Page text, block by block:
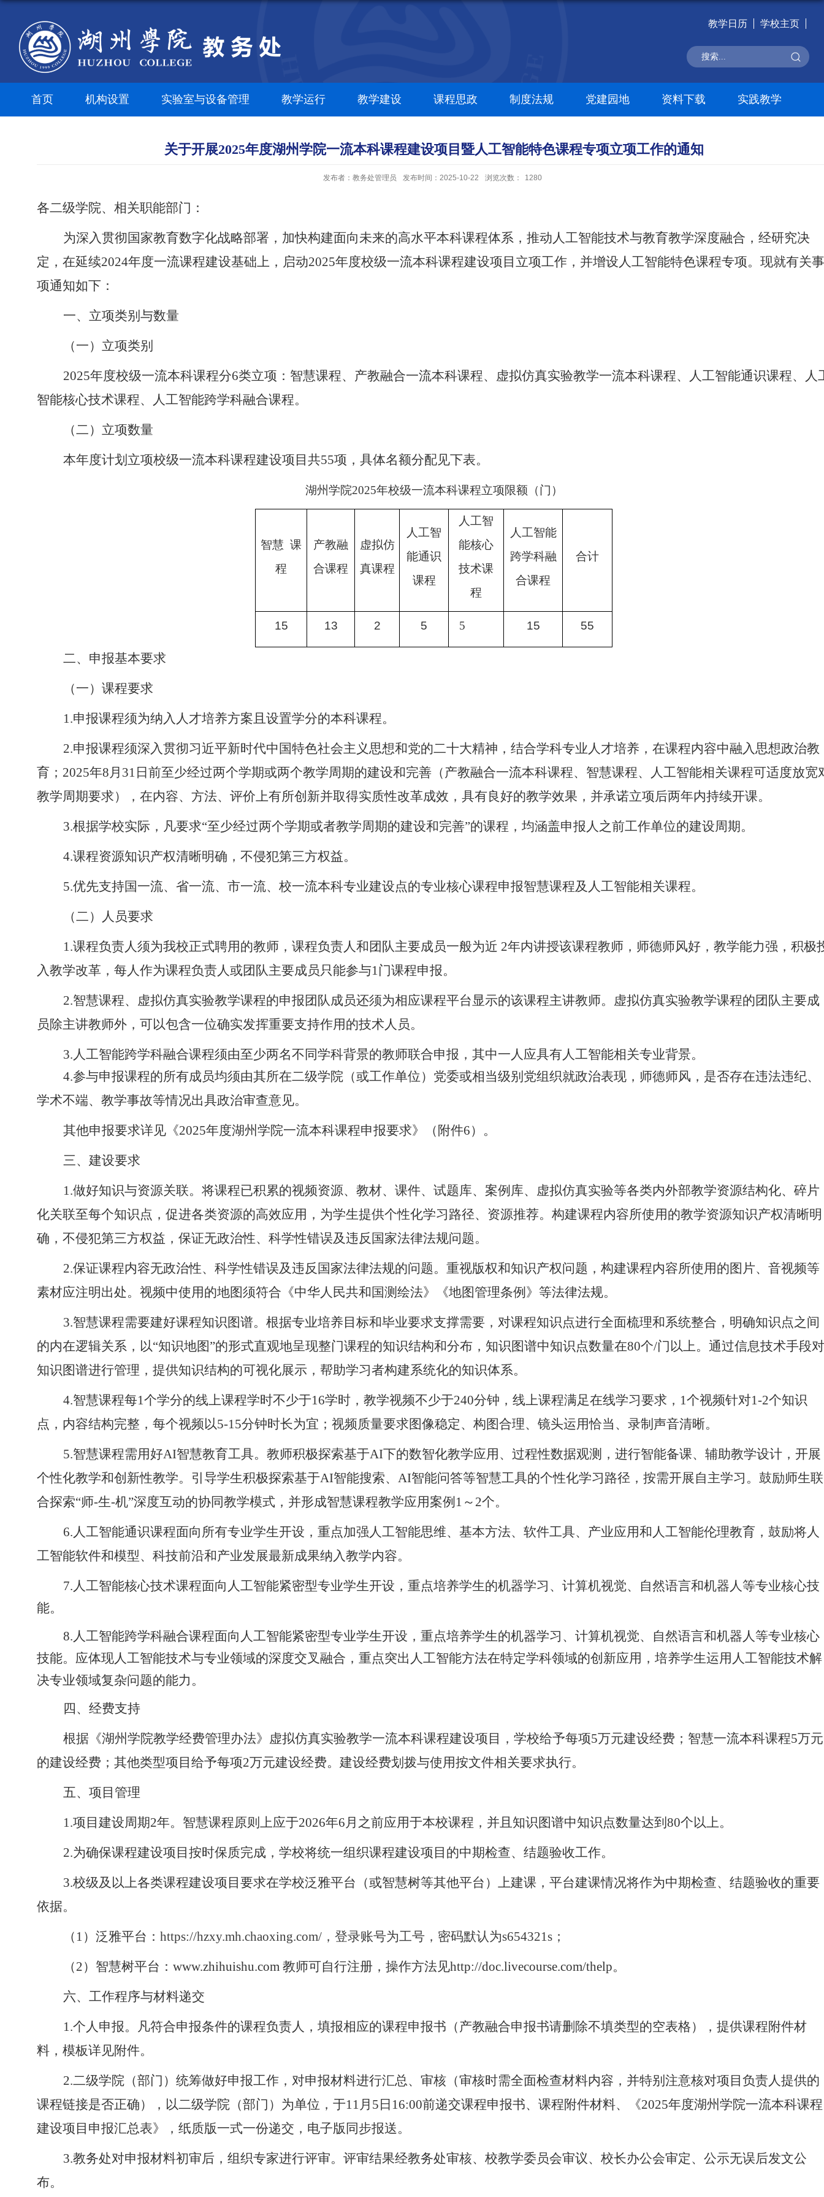
教学日历 学校主页
首页 机构设置 实验室与设备管理 教学运行 教学建设 课程思政 制度法规 党建园地 资料下载 实践教学
关于开展2025年度湖州学院一流本科课程建设项目暨人工智能特色课程专项立项工作的通知
发布者：教务处管理员 发布时间：2025-10-22 浏览次数： 1280
各二级学院、 相关职能部门 ：
为深入贯彻国家教育数字化战略部署，加快构建面向未来的高水平本科课程体系，推动人工智能技术与教育教学深度融合，经研究决
定，在延续2024年度一流课程建设基础上，启动2025年度校级一流本科课程建设项目立项工作，并增设人工智能特色课程专项。现就有关事
项通知如下：
一、 立项类别与数量
（一） 立项类别
2025年度校级一流本科课程分6类立项 ： 智慧课程、 产教融合一流本科课程、 虚拟仿真实验教学一流本科课程、人工智能通识课程、人
智能核心技术课程、
人工智能跨学科融合课程。
（二） 立项数量
本年度计划 立项校级一流本科课程建设项目共55项，具体名额分配见下表。
湖州学院2025年校级一流本科课程立项限额（门）
智慧 课
程
产教融
合课程
虚拟仿
真课程
人工智
能通识
课程
人工智
能核心
技术课
程
人工智能
跨学科融
合课程
合计
15 13 2 5 5 15 55
二、申报基本要求
（一）课程要求
1.申报课程须为纳入人才培养方案且设置学分的本科课程。
2.申报课程须深入贯彻习近平新时代中国特色社会主义思想和党的二十大精神，结合学科专业人才培养，在课程内容中融入思想政治教
育； 2025年8月 31 日前至少经过两个学期或两个教学周期的建设和完善（产教融合一流本科课程、智慧课程、人工智能相关课程可适度放宽
教学周期要求），在内容、方法、评价上有所创新并取得实质性改革成效，具有良好的教学效果，并承诺立项后两年内持续开课。
3.根据学校实际，凡要求“至少经过两个学期或者教学周期的建设和完善”的课程，均涵盖申报人之前工作单位的建设周期。
4.课程资源知识产权清晰明确，不侵犯第三方权益。
5.优先支持国一流、省一流、市一流、校一流本科专业建设点的专业核心课程申报智慧课程及人工智能相关课程。
（二）人员要求
1.课程负责人须为我校正式聘用的教师，课程负责人和团队主要成员一般为近 2年内讲授该课程教师，师德师风好，教学能力强，积极
入教学改革，每人作为课程负责人或团队主要成员只能参与1门课程申报。
2.智慧课程、虚拟仿真实验教学课程的申报团队成员还须为相应课程平台显示的该课程主讲教师。虚拟仿真实验教学课程的团队主要成
员除主讲教师外，可以包含一位确实发挥重要支持作用的技术人员。
3.人工智能跨学科融合课程须由至少两名不同学科背景的教师联合申报，其中一人应具有人工智能相关专业背景。
4.参与申报课程的所有成员均须由其所在二级学院（或工作单位）党委或相当级别党组织就政治表现，师德师风，是否存在违法违纪、
学术不端、教学事故等情况出具政治审查意见。
其他申报要求详见《2025年度湖州学院一流本科课程申报要求》（附件6）。
三、 建设要求
1.做好知识与资源关联。将课程已积累的视频资源、教材、课件、试题库、案例库、虚拟仿真实验等各类内外部教学资源结构化、碎片
化关联至每个知识点，促进各类资源的高效应用，为学生提供个性化学习路径、资源推荐。构建课程内容所使用的教学资源知识产权清晰明
确，不侵犯第三方权益，保证无政治性、科学性错误及违反国家法律法规问题。
2.保证课程内容无政治性、科学性错误及违反国家法律法规的问题。重视版权和知识产权问题，构建课程内容所使用的图片、音视频等
素材应注明出处。视频中使用的地图须符合《中华人民共和国测绘法》《地图管理条例》等法律法规。
3.智慧课程需要建好课程知识图谱。根据专业培养目标和毕业要求支撑需要，对课程知识点进行全面梳理和系统整合，明确知识点之间
的内在逻辑关系，以“知识地图”的形式直观地呈现整门课程的知识结构和分布，知识图谱中知识点数量在80个/门以上。通过信息技术手段对
知识图谱进行管理，提供知识结构的可视化展示，帮助学习者构建系统化的知识体系。
4.智慧课程每1个学分的线上课程学时不少于16学时，教学视频不少于240分钟，线上课程满足在线学习要求，1个视频针对1-2个知识
点，内容结构完整，每个视频以5-15分钟时长为宜；视频质量要求图像稳定、构图合理、镜头运用恰当、录制声音清晰。
5.智慧课程需用好AI智慧教育工具。教师积极探索基于AI下的数智化教学应用、过程性数据观测，进行智能备课、辅助教学设计，开展
个性化教学和创新性教学。引导学生积极探索基于AI智能搜索、AI智能问答等智慧工具的个性化学习路径，按需开展自主学习。鼓励师生联
合探索“师-生-机”深度互动的协同教学模式，并形成智慧课程教学应用案例1～2个。
6.人工智能通识课程面向所有专业学生开设，重点加强人工智能思维、基本方法、软件工具、产业应用和人工智能伦理教育，鼓励将人
工智能软件和模型、科技前沿和产业发展最新成果纳入教学内容。
7.人工智能核心技术课程面向人工智能紧密型专业学生开设，重点培养学生的机器学习、计算机视觉、自然语言和机器人等专业核心技
能。
8.人工智能跨学科融合课程面向人工智能紧密型专业学生开设，重点培养学生的机器学习、计算机视觉、自然语言和机器人等专业核心
技能。 应体现人工智能技术与专业领域的深度交叉融合，重点突出人工智能方法在特定学科领域的创新应用，培养学生运用人工智能技术解
决专业领域复杂问题的能力 。
四、 经费支持
根据《湖州学院教学经费管理办法》虚拟仿真实验教学一流本科课程建设项目，学校给予每项5万元建设经费；智慧一流本科课程5万元
的建设经费；其他类型项目给予每项2万元建设经费。建设经费划拨与使用按文件相关要求执行。
五、项目管理
1.项目建设周期2年。智慧课程原则上应于2026年6月之前应用于本校课程，并且知识图谱中知识点数量达到80个以上。
2.为确保课程建设项目按时保质完成，学校将统一组织课程建设项目的中期检查、结题验收工作。
3.校级及以上各类课程建设项目要求在学校泛雅平台（或智慧树等其他平台）上建课，平台建课情况将作为中期检查、结题验收的重要
依据。
（ 1）泛雅平台： https://hzxy.mh.chaoxing.com/，登录账号为工号，密码默认为s654321s；
（2）智慧树平台：www.zhihuishu.com 教师可自行注册，操作方法见http://doc.livecourse.com/thelp。
六、工作程序与材料递交
1.个人申报。凡符合申报条件的课程负责人，填报相应的课程申报书（产教融合申报书请删除不填类型的空表格），提供课程附件材
料，模板详见附件。
2.二级学院（部门）统筹做好申报工作，对申报材料进行汇总、审核（审核时需全面检查材料内容，并特别注意核对项目负责人提供的
课程链接是否正确），以二级学院（部门）为单位，于11月5日16:00前递交课程申报书、课程附件材料、《2025年度湖州学院一流本科课程
建设项目 申报汇总表》，纸质版一式一份递交，电子版同步报送。
3.教务处对申报材料初审后，组织专家进行评审。评审结果经教务处审核、校教学委员会审议、校长办公会审定、公示无误后发文公
布。